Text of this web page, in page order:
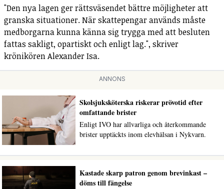
"Den nya lagen ger rättsväsendet bättre möjligheter att
granska situationer. När skattepengar används måste
medborgarna kunna känna sig trygga med att besluten
fattas sakligt, opartiskt och enligt lag.", skriver
krönikören Alexander Isa.
ANNONS
Skolsjuksköterska riskerar prövotid efter
omfattande brister
Enligt IVO har allvarliga och återkommande
brister upptäckts inom elevhälsan i Nykvarn.
Kastade skarp patron genom brevinkast –
döms till fängelse